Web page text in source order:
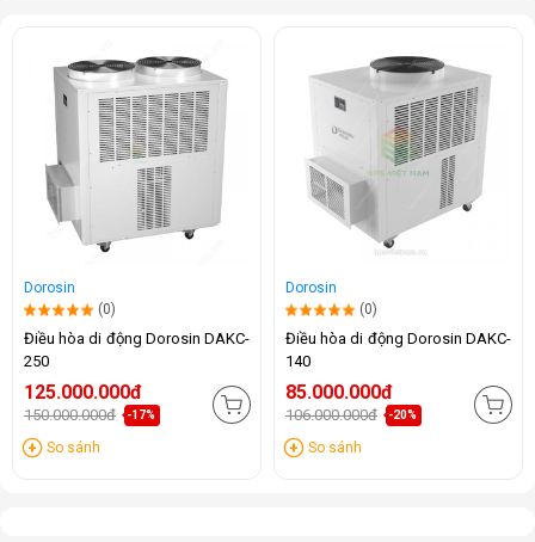
Dorosin
(0)
Điều hòa di động Dorosin DAKC-
250
125.000.000đ
150.000.000đ -17%
So sánh
Dorosin
(0)
Điều hòa di động Dorosin DAKC-
140
85.000.000đ
106.000.000đ -20%
So sánh